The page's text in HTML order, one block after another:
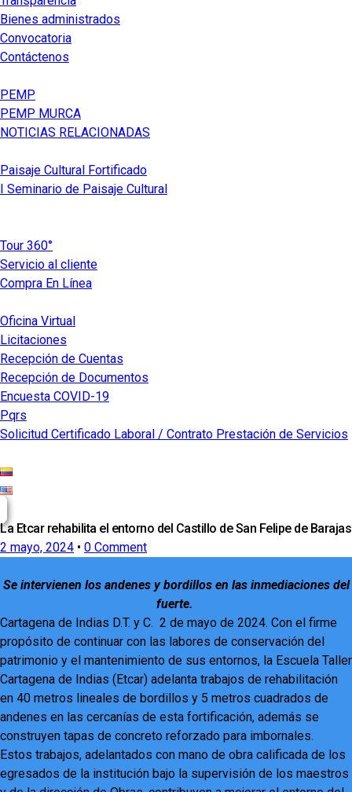
Bienes administrados
Convocatoria
Contáctenos
PEMP
PEMP MURCA
NOTICIAS RELACIONADAS
Paisaje Cultural Fortificado
I Seminario de Paisaje Cultural
Tour 360°
Servicio al cliente
Compra En Línea
Oficina Virtual
Licitaciones
Recepción de Cuentas
Recepción de Documentos
Encuesta COVID-19
Pqrs
Solicitud Certificado Laboral / Contrato Prestación de Servicios
La Etcar rehabilita el entorno del Castillo de San Felipe de Barajas
2 mayo, 2024 • 0 Comment
Se intervienen los andenes y bordillos en las inmediaciones del
fuerte.
Cartagena de Indias D.T. y C. 2 de mayo de 2024. Con el firme
propósito de continuar con las labores de conservación del
patrimonio y el mantenimiento de sus entornos, la Escuela Taller
Cartagena de Indias (Etcar) adelanta trabajos de rehabilitación
en 40 metros lineales de bordillos y 5 metros cuadrados de
andenes en las cercanías de esta fortificación, además se
construyen tapas de concreto reforzado para imbornales.
Estos trabajos, adelantados con mano de obra calificada de los
egresados de la institución bajo la supervisión de los maestros